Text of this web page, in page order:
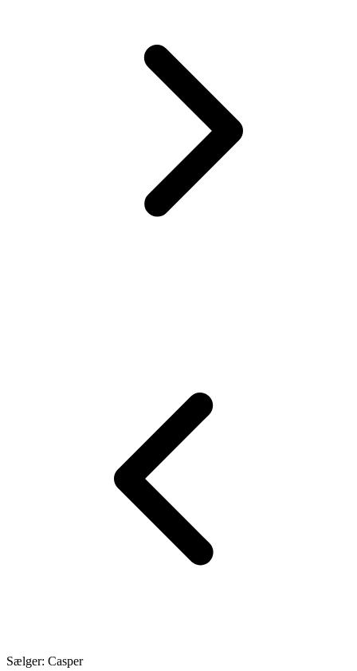
Sælger: Casper